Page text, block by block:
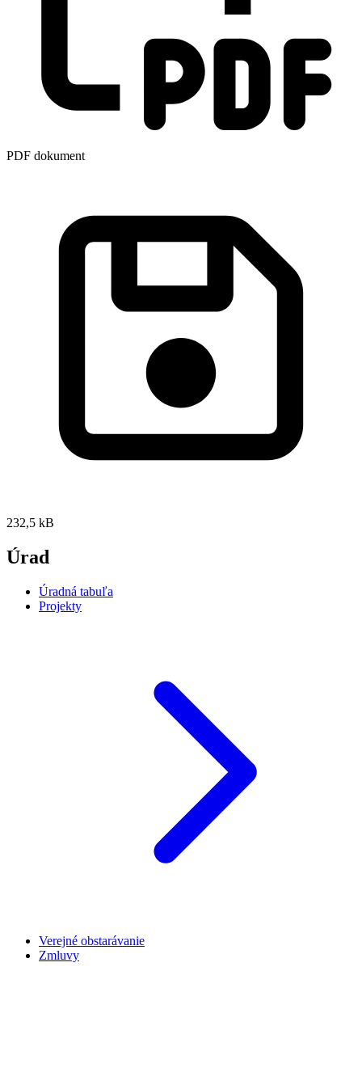
PDF dokument
232,5 kB
Úrad
Úradná tabuľa
Projekty
Verejné obstarávanie
Zmluvy